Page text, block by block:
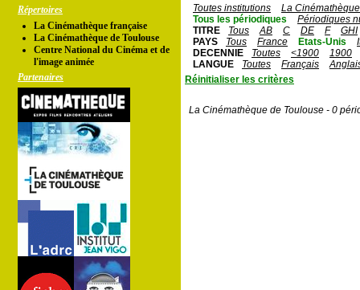
Répertoires
La Cinémathèque française
La Cinémathèque de Toulouse
Centre National du Cinéma et de
l'image animée
Partenaires
Toutes institutions
La
Tous les périodiques
Périodiques
TITRE
Tous AB C DE F
GHI
PAYS
Tous France Etats-Unis
DECENNIE
Toutes <1900
1900
LANGUE
Toutes Français
Réinitialiser les critères
La Cinémathèque de Toulouse - 0